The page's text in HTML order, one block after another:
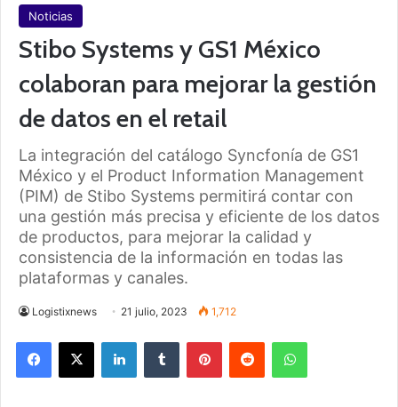
Noticias
Stibo Systems y GS1 México
colaboran para mejorar la gestión
de datos en el retail
La integración del catálogo Syncfonía de GS1
México y el Product Information Management
(PIM) de Stibo Systems permitirá contar con
una gestión más precisa y eficiente de los datos
de productos, para mejorar la calidad y
consistencia de la información en todas las
plataformas y canales.
Logistixnews 21 julio, 2023 1,712